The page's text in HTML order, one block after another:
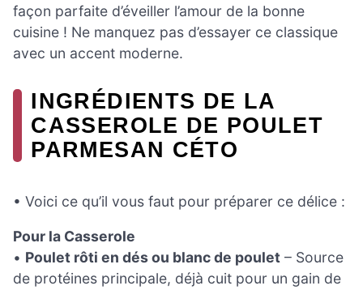
façon parfaite d’éveiller l’amour de la bonne
cuisine ! Ne manquez pas d’essayer ce classique
avec un accent moderne.
INGRÉDIENTS DE LA
CASSEROLE DE POULET
PARMESAN CÉTO
• Voici ce qu’il vous faut pour préparer ce délice :
Pour la Casserole
• Poulet rôti en dés ou blanc de poulet – Source
de protéines principale, déjà cuit pour un gain de